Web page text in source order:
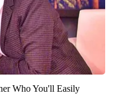
Who You'll Easily